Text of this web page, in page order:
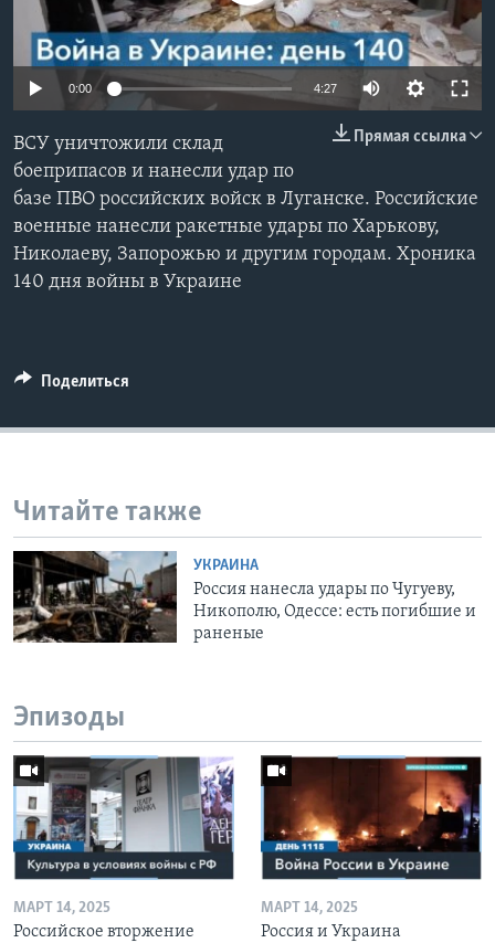
Learning English
СОЦИАЛЬНЫЕ СЕТИ
Языки
0:00 4:27
Прямая ссылка
ВСУ уничтожили склад
боеприпасов и нанесли удар по
базе ПВО российских войск в Луганске. Российские
военные нанесли ракетные удары по Харькову,
Николаеву, Запорожью и другим городам. Хроника
140 дня войны в Украине
Поделиться
Читайте также
УКРАИНА
Россия нанесла удары по Чугуеву,
Никополю, Одессе: есть погибшие и
раненые
Эпизоды
МАРТ 14, 2025
Российское вторжение
МАРТ 14, 2025
Россия и Украина